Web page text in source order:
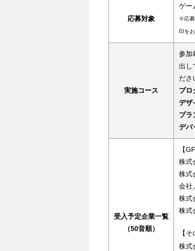
応募対象
ゲー
※応募
印を
実施コース
参加
出し
ださ
プロ
デザ
プラ
デバ
受入予定企業一覧
（50音順）
【
株式
株式
会社
株式
株式
【
株式